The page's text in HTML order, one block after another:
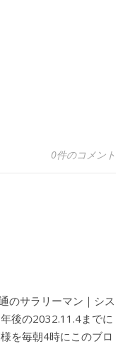
0件のコメント
のサラリーマン｜シス
後の2032.11.4までに
を毎朝4時にこのブロ